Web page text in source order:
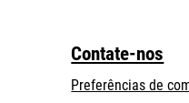
tab
Contate-nos
Preferências de